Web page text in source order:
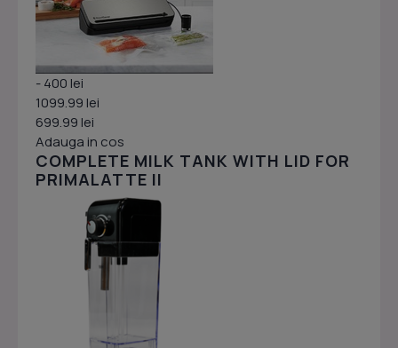
- 400 lei
1099.99 lei
699.99 lei
Adauga in cos
COMPLETE MILK TANK WITH LID FOR
PRIMALATTE II